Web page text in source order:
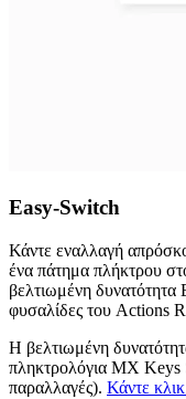
Easy-Switch
Κάντε εναλλαγή
ένα πάτημα πλήκτρου
βελτιωμένη δυνατότητα
φυσαλίδες του Actions
Η βελτιωμένη
πληκτρολόγια MX
παραλλαγές). Κάντε